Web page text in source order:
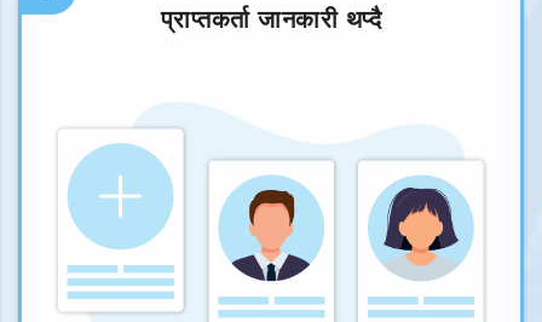
प्राप्तकर्ता जानकारी थप्दै